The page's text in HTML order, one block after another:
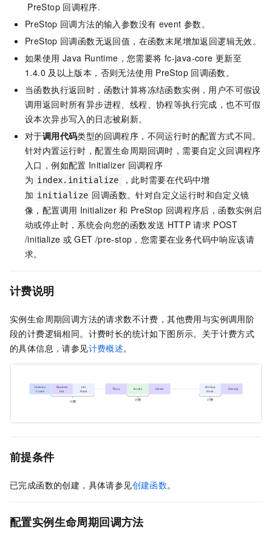
PreStop 回调程序.
PreStop 回调方法的输入参数没有 event 参数。
PreStop 回调函数无返回值，在函数末尾增加返回逻辑无效。
如果使用 Java Runtime，您需要将 fc-java-core 更新至
1.4.0 及以上版本，否则无法使用 PreStop 回调函数。
当函数执行返回时，函数计算将冻结函数实例，用户不可假设
调用返回时所有异步进程、线程、协程等执行完成，也不可假
设本次异步写入的日志被刷新。
对于调用代码类型的回调程序，不同运行时的配置方式不同。
针对内置运行时，配置生命周期回调时，需要自定义回调程序
入口，例如配置 Initializer 回调程序
为 index.initialize
，此时需要在代码中增
加 initialize 回调函数。针对自定义运行时和自定义镜
像，配置调用 Initializer 和 PreStop 回调程序后，函数实例启
动或停止时，系统会向您的函数发送 HTTP 请求 POST
/initialize 或 GET /pre-stop，您需要在业务代码中响应该请
求。
计费说明
实例生命周期回调方法的请求数不计费，其他费用与实例调用阶
段的计费逻辑相同。计费时长的统计如下图所示。关于计费方式
的具体信息，请参见计费概述。
前提条件
已完成函数的创建，具体请参见创建函数。
配置实例生命周期回调方法